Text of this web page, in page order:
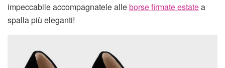
impeccabile accompagnatele alleborse firmate estatea
spalla più eleganti!